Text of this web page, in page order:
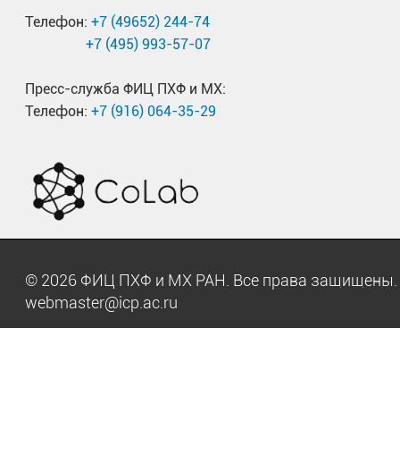
Телефон: +7 (49652) 244-74
+7 (495) 993-57-07
Пресс-служба ФИЦ ПХФ и МХ:
Телефон: +7 (916) 064-35-29
© 2026 ФИЦ ПХФ и МХ РАН. Все права
webmaster@icp.ac.ru